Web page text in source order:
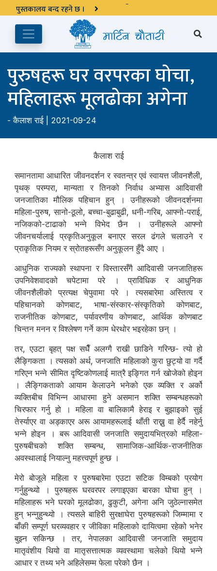
अङ्ग्रेजी महिनाको प्रत्येक दोस्रो र चौथो शुक्रबार मार्टिन चौतारी र यसको
पुस्तकालय बन्द रहने छ ।
पुरुषहरू घर वरपरका घोचा,
महिलाहरू मूलढोका अगेना
-कैलाश राई | 2021-09-24
कैलाश राई
समानतामा आधारित जीवनदर्शन र स्वतन्त्र एवं स्वायत्त जीवनशैली,
पृथक् परम्परा, मान्यता र तिनको निर्वाध अभ्यास आदिवासी
जनजातिका मौलिक पहिचान हुन् । उनीहरूको जीवनदर्शनमा
महिला-पुरुष, सानो-ठूलो, बच्चा-बुढाबुढी, धनी-गरिब, आफ्नो-पराई,
नजिकको-टाढाको भन्ने विभेद छैन । उनीहरूले आफ्नो
जीवनचर्यालाई प्रकृतिअनुकूल बनाएर सरल ढंगले चलाउने र
प्राकृतिक नियम र स्रोतहरूसँग अनुकूलन हुँदै आए ।
आधुनिक राज्यको स्थापना र विस्तारसँगै आदिवासी जनजातिहरू
उपनिवेशवादको चपेटामा परे । प्राविधिक र आधुनिक
जीवनशैलीको प्रत्यक्ष चेपुवामा परे । त्यसबारेमा अस्तित्व र
पहिचानको कोणबाट, भाषा-संस्कार-संस्कृतिको कोणबाट,
राजनीतिक कोणबाट, पर्यावरणीय कोणबाट, आर्थिक कोणबाट
चिन्तन मनन र विश्लेषण गर्ने काम धेरथोर भइरहेका छन् ।
तर, एउटा बृहत् पक्ष सधैँ अलग्गै राखी छाडिने गरिन्छ- त्यो हो
लैङ्गिकता । त्यसको अर्थ, जनजाति महिलाको कुरा छुट्यो वा गर्दै
गरिएन भन्ने सीमित दृष्टिकोणलाई मात्रै इङ्गित गर्न खोजेको होइन
। लैङ्गिकताको आयाम केलाउने भनेको एक व्यक्ति र अर्को
व्यक्तिबीच विभिन्न आधारमा हुने असमान शक्ति सम्बन्धहरूको
चिरफार गर्नु हो । महिला वा बालिकामै हेराइ र बुझाइको सुई
तेर्स्याएर वा अड्काएर अरू आयामहरूलाई थाँती राख्नु वा हेर्दै नहेर्नु
भन्ने होइन । बरू आदिवासी जनजाति समुदायभित्रको महिला-
पुरुषबीचको शक्ति सम्बन्ध, सामाजिक-आर्थिक-राजनीतिक
अवस्थालाई नियाल्नु महत्त्वपूर्ण हुन्छ ।
मेरो बोजूले महिला र पुरुषबारेमा एउटा सटिक विम्बको प्रयोग
गर्नुहुन्थ्यो । पुरुषहरू घरवरपर लगाइएका बारका घोचा हुन् ।
महिलाहरू भने घरको मूलढोका, ढुकुटी, अगेना अनि जुठेल्नासमेत
हुन् भन्नुहुन्थ्यो । त्यसले बाहिरी सुरक्षाघेरा पुरुषहरूको जिम्मामा र
बाँकी सम्पूर्ण घरव्यवहार र जीविका महिलाको दायित्वमा रहेको भनेर
बुझ्न सकिन्छ । तर, नेपालका आदिवासी जनजाति समुदाय
मातृवंशीय थियो वा मातृसत्तात्मक व्यवस्थामा चलेको थियो भन्ने
आधार र तथ्य भने अहिलेसम्म फेला परेको छैन ।